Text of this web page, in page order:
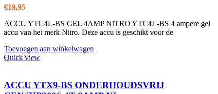
€19,95
ACCU YTC4L-BS GEL 4AMP NITRO YTC4L-BS 4 ampere gel
accu van het merk Nitro. Deze accu is geschikt voor de
Toevoegen aan winkelwagen
Quick view
ACCU YTX9-BS ONDERHOUDSVRIJ